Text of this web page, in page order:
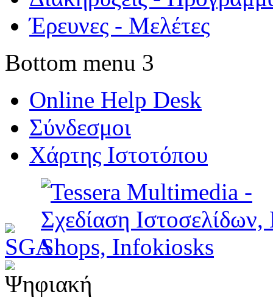
Έρευνες - Μελέτες
Bottom menu 3
Online Help Desk
Σύνδεσμοι
Χάρτης Ιστοτόπου